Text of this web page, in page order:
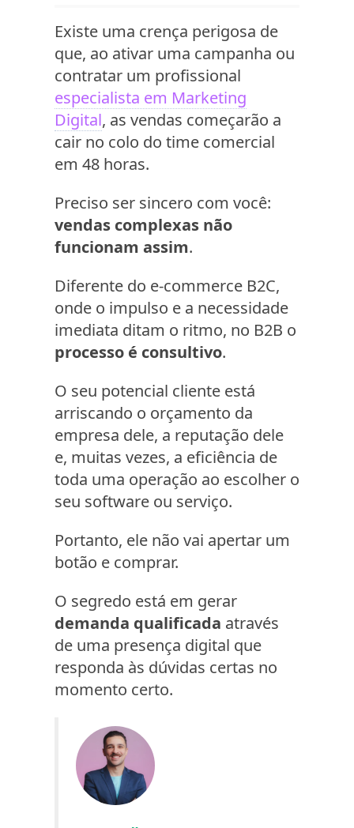
Existe uma crença perigosa de
que, ao ativar uma campanha ou
contratar um profissional
especialista em Marketing
Digital, as vendas começarão a
cair no colo do time comercial
em 48 horas.
Preciso ser sincero com você:
vendas complexas não
funcionam assim.
Diferente do e-commerce B2C,
onde o impulso e a necessidade
imediata ditam o ritmo, no B2B o
processo é consultivo.
O seu potencial cliente está
arriscando o orçamento da
empresa dele, a reputação dele
e, muitas vezes, a eficiência de
toda uma operação ao escolher o
seu software ou serviço.
Portanto, ele não vai apertar um
botão e comprar.
O segredo está em gerar
demanda qualificada através
de uma presença digital que
responda às dúvidas certas no
momento certo.